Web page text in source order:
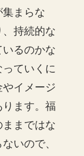
集まらな
持続的な
るのかな
ていくに
イメージ
ます。福
まではな
いので、